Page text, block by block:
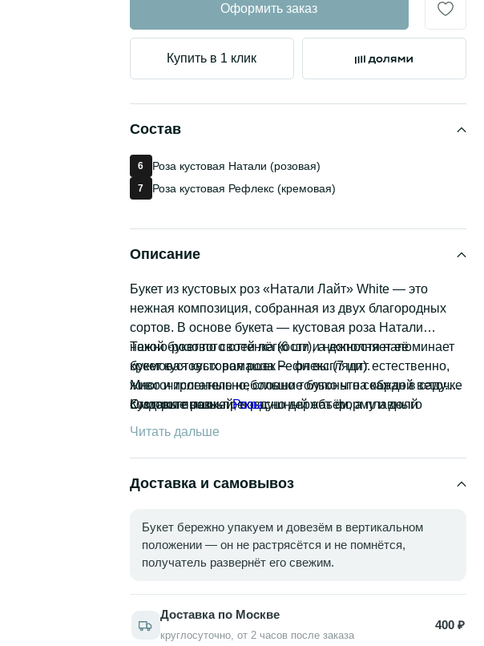
Оформить заказ
Купить в 1 клик
Состав
6 Роза кустовая Натали (розовая)
7 Роза кустовая Рефлекс (кремовая)
Описание
Букет из кустовых роз «Натали Лайт» White — это
нежная композиция, собранная из двух благородных
сортов. В основе букета — кустовая роза Натали
нежно-розового оттенка (6 шт), а дополняет её
кремовая кустовая роза Рефлекс (7 шт).
Многочисленные небольшие бутоны на каждой веточке
создают пышный, воздушный объём, а плавный
переход от розового к кремовому оттенку придаёт
букету особую мягкость и романтичность.
Такой букет по своей лёгкости и нежности напоминает
букет кустовых ромашек — он выглядит естественно,
живо и трогательно, словно только что собран в саду.
Кустовые розы прекрасно держат форму и долго
сохраняют свежесть, поэтому композиция будет
радовать глаз не один день.
Смотрите также:Розы.
Читать дальше
Доставка и самовывоз
Букет бережно упакуем и довезём в вертикальном
положении — он не растрясётся и не помнётся,
получатель развернёт его свежим.
Доставка по Москве
круглосуточно, от 2 часов после заказа
400 ₽